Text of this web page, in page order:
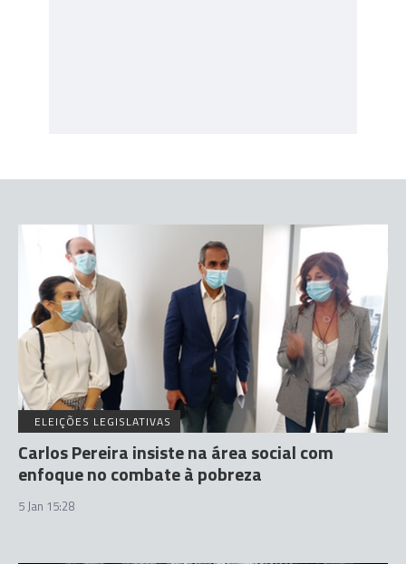
ELEIÇÕES LEGISLATIVAS
Carlos Pereira insiste na área social com
enfoque no combate à pobreza
5 Jan 15:28